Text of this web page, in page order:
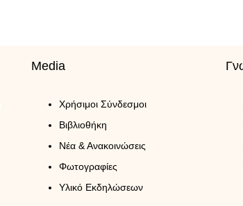
Media
Xρήσιμοι Σύνδεσμοι
Βιβλιοθήκη
Νέα & Ανακοινώσεις
Φωτογραφίες
Υλικό Εκδηλώσεων